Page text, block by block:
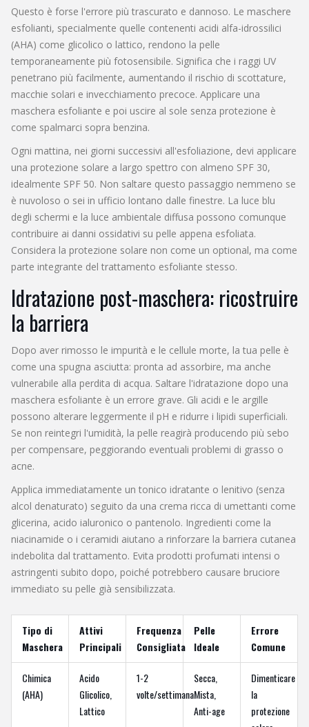
Questo è forse l'errore più trascurato e dannoso. Le maschere
esfolianti, specialmente quelle contenenti acidi alfa-idrossilici
(AHA) come glicolico o lattico, rendono la pelle
temporaneamente più fotosensibile. Significa che i raggi UV
penetrano più facilmente, aumentando il rischio di scottature,
macchie solari e invecchiamento precoce. Applicare una
maschera esfoliante e poi uscire al sole senza protezione è
come spalmarci sopra benzina.
Ogni mattina, nei giorni successivi all'esfoliazione, devi applicare
una protezione solare a largo spettro con almeno SPF 30,
idealmente SPF 50. Non saltare questo passaggio nemmeno se
è nuvoloso o sei in ufficio lontano dalle finestre. La luce blu
degli schermi e la luce ambientale diffusa possono comunque
contribuire ai danni ossidativi su pelle appena esfoliata.
Considera la protezione solare non come un optional, ma come
parte integrante del trattamento esfoliante stesso.
Idratazione post-maschera: ricostruire
la barriera
Dopo aver rimosso le impurità e le cellule morte, la tua pelle è
come una spugna asciutta: pronta ad assorbire, ma anche
vulnerabile alla perdita di acqua. Saltare l'idratazione dopo una
maschera esfoliante è un errore grave. Gli acidi e le argille
possono alterare leggermente il pH e ridurre i lipidi superficiali.
Se non reintegri l'umidità, la pelle reagirà producendo più sebo
per compensare, peggiorando eventuali problemi di grasso o
acne.
Applica immediatamente un tonico idratante o lenitivo (senza
alcol denaturato) seguito da una crema ricca di umettanti come
glicerina, acido ialuronico o pantenolo. Ingredienti come la
niacinamide o i ceramidi aiutano a rinforzare la barriera cutanea
indebolita dal trattamento. Evita prodotti profumati intensi o
astringenti subito dopo, poiché potrebbero causare bruciore
immediato su pelle già sensibilizzata.
Tipo di
Maschera
Attivi
Principali
Frequenza
Consigliata
Pelle
Ideale
Errore
Comune
Chimica
(AHA)
Acido
Glicolico,
Lattico
1-2
volte/settimana
Secca,
Mista,
Anti-age
Dimenticare
la
protezione